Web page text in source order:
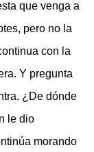
que venga a
pero no la
con la
Y pregunta
¿De dónde
le dio
morando